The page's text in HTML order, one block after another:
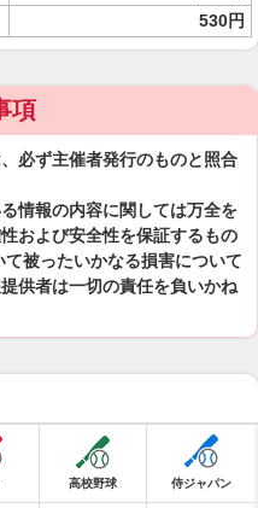
530円
項
必ず主催者発行のものと照合
情報の内容に関しては万全を
および安全性を保証するもの
被ったいかなる損害について
供者は一切の責任を負いかね
高校野球 侍ジャパン